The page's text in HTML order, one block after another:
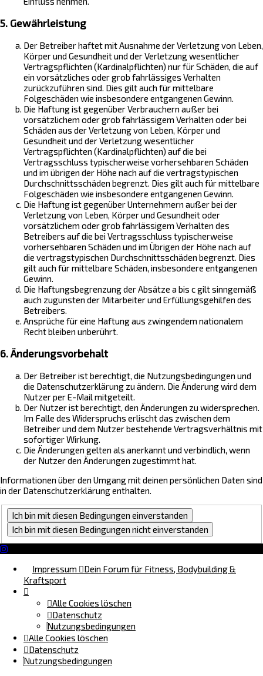
5. Gewährleistung
Der Betreiber haftet mit Ausnahme der Verletzung von Leben,
Körper und Gesundheit und der Verletzung wesentlicher
Vertragspflichten (Kardinalpflichten) nur für Schäden, die auf
ein vorsätzliches oder grob fahrlässiges Verhalten
zurückzuführen sind. Dies gilt auch für mittelbare
Folgeschäden wie insbesondere entgangenen Gewinn.
Die Haftung ist gegenüber Verbrauchern außer bei
vorsätzlichem oder grob fahrlässigem Verhalten oder bei
Schäden aus der Verletzung von Leben, Körper und
Gesundheit und der Verletzung wesentlicher
Vertragspflichten (Kardinalpflichten) auf die bei
Vertragsschluss typischerweise vorhersehbaren Schäden
und im übrigen der Höhe nach auf die vertragstypischen
Durchschnittsschäden begrenzt. Dies gilt auch für mittelbare
Folgeschäden wie insbesondere entgangenen Gewinn.
Die Haftung ist gegenüber Unternehmern außer bei der
Verletzung von Leben, Körper und Gesundheit oder
vorsätzlichem oder grob fahrlässigem Verhalten des
Betreibers auf die bei Vertragsschluss typischerweise
vorhersehbaren Schäden und im Übrigen der Höhe nach auf
die vertragstypischen Durchschnittsschäden begrenzt. Dies
gilt auch für mittelbare Schäden, insbesondere entgangenen
Gewinn.
Die Haftungsbegrenzung der Absätze a bis c gilt sinngemäß
auch zugunsten der Mitarbeiter und Erfüllungsgehilfen des
Betreibers.
Ansprüche für eine Haftung aus zwingendem nationalem
Recht bleiben unberührt.
6. Änderungsvorbehalt
Der Betreiber ist berechtigt, die Nutzungsbedingungen und
die Datenschutzerklärung zu ändern. Die Änderung wird dem
Nutzer per E-Mail mitgeteilt.
Der Nutzer ist berechtigt, den Änderungen zu widersprechen.
Im Falle des Widerspruchs erlischt das zwischen dem
Betreiber und dem Nutzer bestehende Vertragsverhältnis mit
sofortiger Wirkung.
Die Änderungen gelten als anerkannt und verbindlich, wenn
der Nutzer den Änderungen zugestimmt hat.
Informationen über den Umgang mit deinen persönlichen Daten sind
in der Datenschutzerklärung enthalten.
Impressum
Dein Forum für Fitness, Bodybuilding &
Kraftsport
Alle Cookies löschen
Datenschutz
Nutzungsbedingungen
Alle Cookies löschen
Datenschutz
Nutzungsbedingungen